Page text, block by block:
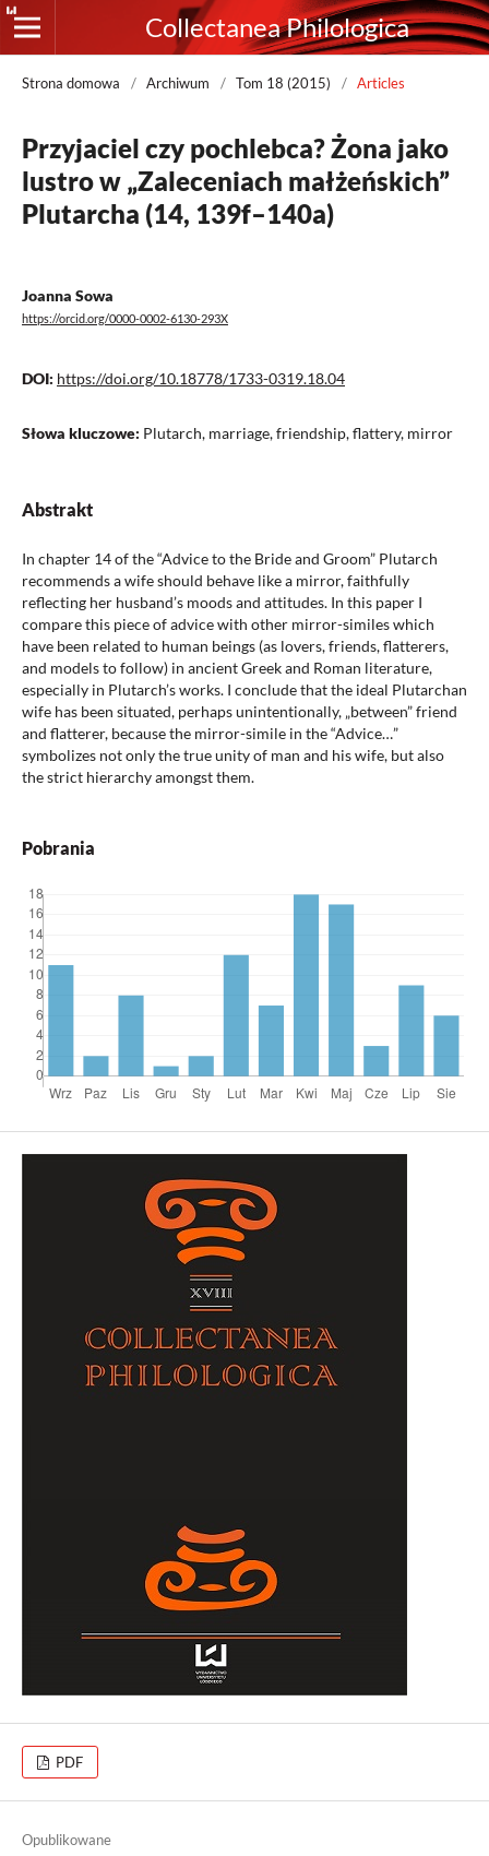
Collectanea Philologica
Strona domowa / Archiwum / Tom 18 (2015) / Articles
Przyjaciel czy pochlebca? Żona jako
lustro w „Zaleceniach małżeńskich”
Plutarcha (14, 139f–140a)
Joanna Sowa
https://orcid.org/0000-0002-6130-293X
DOI: https://doi.org/10.18778/1733-0319.18.04
Słowa kluczowe: Plutarch, marriage, friendship, flattery, mirror
Abstrakt
In chapter 14 of the “Advice to the Bride and Groom” Plutarch
recommends a wife should behave like a mirror, faithfully
reflecting her husband’s moods and attitudes. In this paper I
compare this piece of advice with other mirror-similes which
have been related to human beings (as lovers, friends, flatterers,
and models to follow) in ancient Greek and Roman literature,
especially in Plutarch’s works. I conclude that the ideal Plutarchan
wife has been situated, perhaps unintentionally, „between” friend
and flatterer, because the mirror-simile in the “Advice…”
symbolizes not only the true unity of man and his wife, but also
the strict hierarchy amongst them.
Pobrania
PDF
Opublikowane